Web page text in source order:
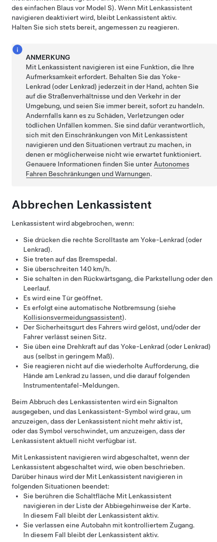
des einfachen Blaus vor Model S). Wenn Mit Lenkassistent
navigieren deaktiviert wird, bleibt Lenkassistentaktiv.
Halten Sie sich stets bereit, angemessen zu reagieren.
ANMERKUNG
Mit Lenkassistent navigieren ist eine Funktion, die Ihre
Aufmerksamkeit erfordert. Behalten Sie dasYoke-
Lenkrad (oder Lenkrad) jederzeit in der Hand, achten Sie
auf die Straßenverhältnisse und den Verkehr in der
Umgebung, und seien Sie immer bereit, sofort zu handeln.
Andernfalls kann es zu Schäden, Verletzungen oder
tödlichen Unfällen kommen. Sie sind dafür verantwortlich,
sich mit den Einschränkungen von Mit Lenkassistent
navigieren und den Situationen vertraut zu machen, in
denen er möglicherweise nicht wie erwartet funktioniert.
Genauere Informationen finden Sie unterAutonomes
Fahren Beschränkungen und Warnungen.
Abbrechen Lenkassistent
Lenkassistentwird abgebrochen, wenn:
Sie drücken die rechte Scrolltaste am Yoke-Lenkrad (oder
Lenkrad).
Sie treten auf das Bremspedal.
Sie überschreiten 140 km/h.
Sie schalten in den Rückwärtsgang, die Parkstellung oder den
Leerlauf.
Es wird eine Tür geöffnet.
Es erfolgt eine automatische Notbremsung (siehe
Kollisionsvermeidungsassistent).
Der Sicherheitsgurt des Fahrers wird gelöst, und/oder der
Fahrer verlässt seinen Sitz.
Sie üben eine Drehkraft auf dasYoke-Lenkrad (oder Lenkrad)
aus (selbst in geringem Maß).
Sie reagieren nicht auf die wiederholte Aufforderung, die
Hände am Lenkrad zu lassen, und die darauf folgenden
Instrumententafel-Meldungen.
Beim Abbruch des Lenkassistenten wird ein Signalton
ausgegeben, und das Lenkassistent-Symbol wird grau, um
anzuzeigen, dass der Lenkassistent nicht mehr aktiv ist,
oder das Symbol verschwindet, um anzuzeigen, dass der
Lenkassistent aktuell nicht verfügbar ist.
Mit Lenkassistent navigieren wird abgeschaltet, wenn der
Lenkassistentabgeschaltet wird, wie oben beschrieben.
Darüber hinaus wird der Mit Lenkassistent navigieren in
folgenden Situationen beendet:
Sie berühren die Schaltfläche Mit Lenkassistent
navigieren in der Liste der Abbiegehinweise der Karte.
In diesem Fall bleibt der Lenkassistentaktiv.
Sie verlassen eine Autobahn mit kontrolliertem Zugang.
In diesem Fall bleibt der Lenkassistentaktiv.